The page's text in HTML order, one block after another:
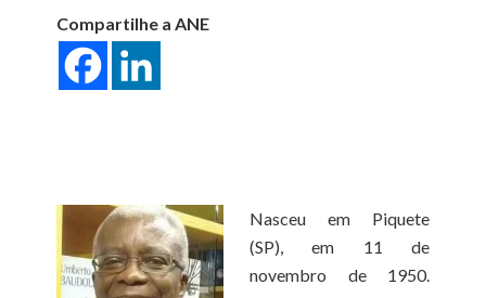
Compartilhe a ANE
Nasceu em Piquete
(SP), em 11 de
novembro de 1950.